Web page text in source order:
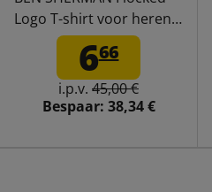
Logo T-shirt voor heren
0076268-
TWILIGHTDENIM
666
i.p.v. 45,00 €
Bespaar: 38,34 €